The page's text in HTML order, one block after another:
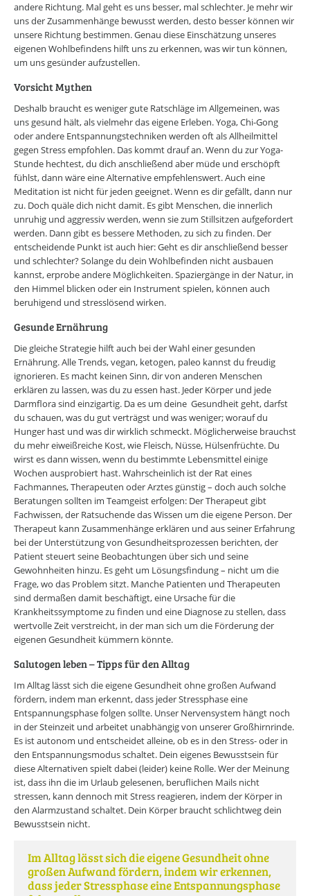
andere Richtung. Mal geht es uns besser, mal schlechter. Je mehr wir
uns der Zusammenhänge bewusst werden, desto besser können wir
unsere Richtung bestimmen. Genau diese Einschätzung unseres
eigenen Wohlbefindens hilft uns zu erkennen, was wir tun können,
um uns gesünder aufzustellen.
Vorsicht Mythen
Deshalb braucht es weniger gute Ratschläge im Allgemeinen, was
uns gesund hält, als vielmehr das eigene Erleben. Yoga, Chi-Gong
oder andere Entspannungstechniken werden oft als Allheilmittel
gegen Stress empfohlen. Das kommt drauf an. Wenn du zur Yoga-
Stunde hechtest, du dich anschließend aber müde und erschöpft
fühlst, dann wäre eine Alternative empfehlenswert. Auch eine
Meditation ist nicht für jeden geeignet. Wenn es dir gefällt, dann nur
zu. Doch quäle dich nicht damit. Es gibt Menschen, die innerlich
unruhig und aggressiv werden, wenn sie zum Stillsitzen aufgefordert
werden. Dann gibt es bessere Methoden, zu sich zu finden. Der
entscheidende Punkt ist auch hier: Geht es dir anschließend besser
und schlechter? Solange du dein Wohlbefinden nicht ausbauen
kannst, erprobe andere Möglichkeiten. Spaziergänge in der Natur, in
den Himmel blicken oder ein Instrument spielen, können auch
beruhigend und stresslösend wirken.
Gesunde Ernährung
Die gleiche Strategie hilft auch bei der Wahl einer gesunden
Ernährung. Alle Trends, vegan, ketogen, paleo kannst du freudig
ignorieren. Es macht keinen Sinn, dir von anderen Menschen
erklären zu lassen, was du zu essen hast. Jeder Körper und jede
Darmflora sind einzigartig. Da es um deine Gesundheit geht, darfst
du schauen, was du gut verträgst und was weniger; worauf du
Hunger hast und was dir wirklich schmeckt. Möglicherweise brauchst
du mehr eiweißreiche Kost, wie Fleisch, Nüsse, Hülsenfrüchte. Du
wirst es dann wissen, wenn du bestimmte Lebensmittel einige
Wochen ausprobiert hast. Wahrscheinlich ist der Rat eines
Fachmannes, Therapeuten oder Arztes günstig – doch auch solche
Beratungen sollten im Teamgeist erfolgen: Der Therapeut gibt
Fachwissen, der Ratsuchende das Wissen um die eigene Person. Der
Therapeut kann Zusammenhänge erklären und aus seiner Erfahrung
bei der Unterstützung von Gesundheitsprozessen berichten, der
Patient steuert seine Beobachtungen über sich und seine
Gewohnheiten hinzu. Es geht um Lösungsfindung – nicht um die
Frage, wo das Problem sitzt. Manche Patienten und Therapeuten
sind dermaßen damit beschäftigt, eine Ursache für die
Krankheitssymptome zu finden und eine Diagnose zu stellen, dass
wertvolle Zeit verstreicht, in der man sich um die Förderung der
eigenen Gesundheit kümmern könnte.
Salutogen leben – Tipps für den Alltag
Im Alltag lässt sich die eigene Gesundheit ohne großen Aufwand
fördern, indem man erkennt, dass jeder Stressphase eine
Entspannungsphase folgen sollte. Unser Nervensystem hängt noch
in der Steinzeit und arbeitet unabhängig von unserer Großhirnrinde.
Es ist autonom und entscheidet alleine, ob es in den Stress- oder in
den Entspannungsmodus schaltet. Dein eigenes Bewusstsein für
diese Alternativen spielt dabei (leider) keine Rolle. Wer der Meinung
ist, dass ihn die im Urlaub gelesenen, beruflichen Mails nicht
stressen, kann dennoch mit Stress reagieren, indem der Körper in
den Alarmzustand schaltet. Dein Körper braucht schlichtweg dein
Bewusstsein nicht.
Im Alltag lässt sich die eigene Gesundheit ohne
großen Aufwand fördern, indem wir erkennen,
dass jeder Stressphase eine Entspannungsphase